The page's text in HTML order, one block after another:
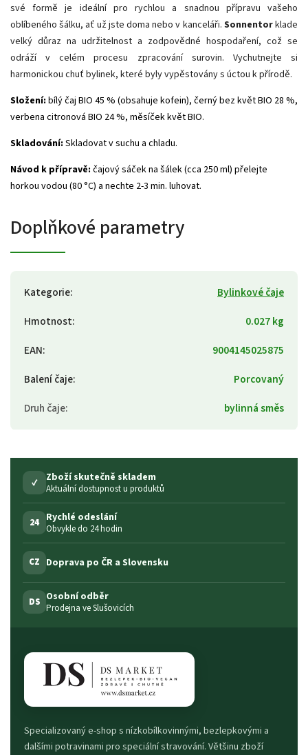
své formě je ideální pro rychlou a snadnou přípravu vašeho
oblíbeného šálku, ať už jste doma nebo v kanceláři. Sonnentorklade
velký důraz na udržitelnost a zodpovědné hospodaření, což se
odráží v celém procesu zpracování surovin. Vychutnejte si
harmonickou chuť bylinek, které byly vypěstovány s úctou k přírodě.
Složení: bílý čaj BIO 45 % (obsahuje kofein), černý bez květ BIO 28 %,
verbena citronová BIO 24 %, měsíček květ BIO.
Skladování: Skladovat v suchu a chladu.
Návod k přípravě: čajový sáček na šálek (cca 250 ml) přelejte
horkou vodou (80 °C) a nechte 2-3 min. luhovat.
Doplňkové parametry
Kategorie:
Bylinkové čaje
Hmotnost:
0.027 kg
EAN:
9004145025875
Balení čaje:
Porcovaný
Druh čaje: bylinná směs
✓ Zboží skutečně skladem
Aktuální dostupnost u produktů
24 Rychlé odeslání
Obvykle do 24 hodin
CZ Doprava po ČR a Slovensku
DS Osobní odběr
Prodejna ve Slušovicích
Specializovaný e-shop s nízkobílkovinnými, bezlepkovými a
dalšími potravinami pro speciální stravování. Většinu zboží